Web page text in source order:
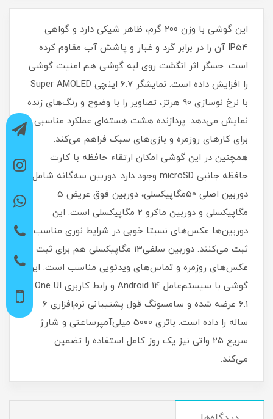
این گوشی با وزن 200 گرم، ظاهر شیکی دارد و گواهی
IP54 آن را در برابر گرد و غبار و پاشش آب مقاوم کرده
است. حسگر اثر انگشت روی لبه گوشی هم امنیت گوشی
را افزایش داده است. نمایشگر 6.7 اینچی Super AMOLED
با نرخ نوسازی 90 هرتز، تصاویر را با وضوح و رنگ‌های زنده
نمایش می‌دهد. پردازنده هشت هسته‌ای عملکرد مناسبی
برای کارهای روزمره و بازی‌های سبک فراهم می‌کند.
همچنین در این گوشی امکان ارتقاء حافظه با کارت
حافظه جانبی microSD وجود دارد. دوربین سه‌گانه شامل
دوربین اصلی 50مگاپیکسلی، دوربین فوق عریض 5
مگاپیکسلی و دوربین ماکرو 2 مگاپیکسلی است. این
دوربین‌ها عکس‌های نسبتا خوبی در شرایط نوری مناسب
ثبت می‌کنند. دوربین سلفی13 مگاپیکسلی هم برای ثبت
عکس‌های روزمره و تماس‌های ویدئویی مناسب است. این
گوشی با سیستم‌عامل Android 14 و رابط کاربری One UI
6.1 عرضه شده و سامسونگ قول پشتیبانی نرم‌افزاری 6
ساله را داده است. باتری 5000 میلی‌آمپرساعتی و شارژ
سریع 25 واتی نیز یک روز کامل استفاده را تضمین
می‌کند.